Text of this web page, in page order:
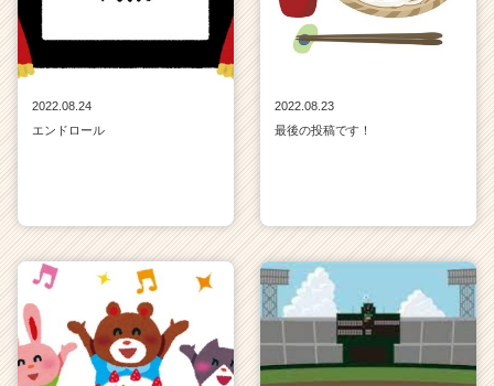
2022.08.24
エンドロール
2022.08.23
最後の投稿です！